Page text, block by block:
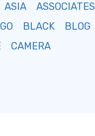
ASIA
ASSOCIATES
BLACK
BLOG
CAMERA